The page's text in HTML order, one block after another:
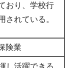
おり、学校行
されている。
険業
し活躍できる